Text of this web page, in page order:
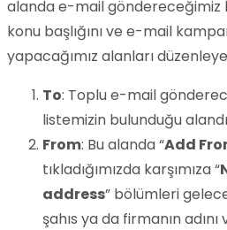
alanda e-mail göndereceğimiz
konu başlığını ve e-mail
yapacağımız alanları
To: Toplu e-mail
listemizin bulunduğu
From: Bu alanda “Add
tıkladığımızda karşımıza “
address” bölümleri
şahıs ya da firmanın